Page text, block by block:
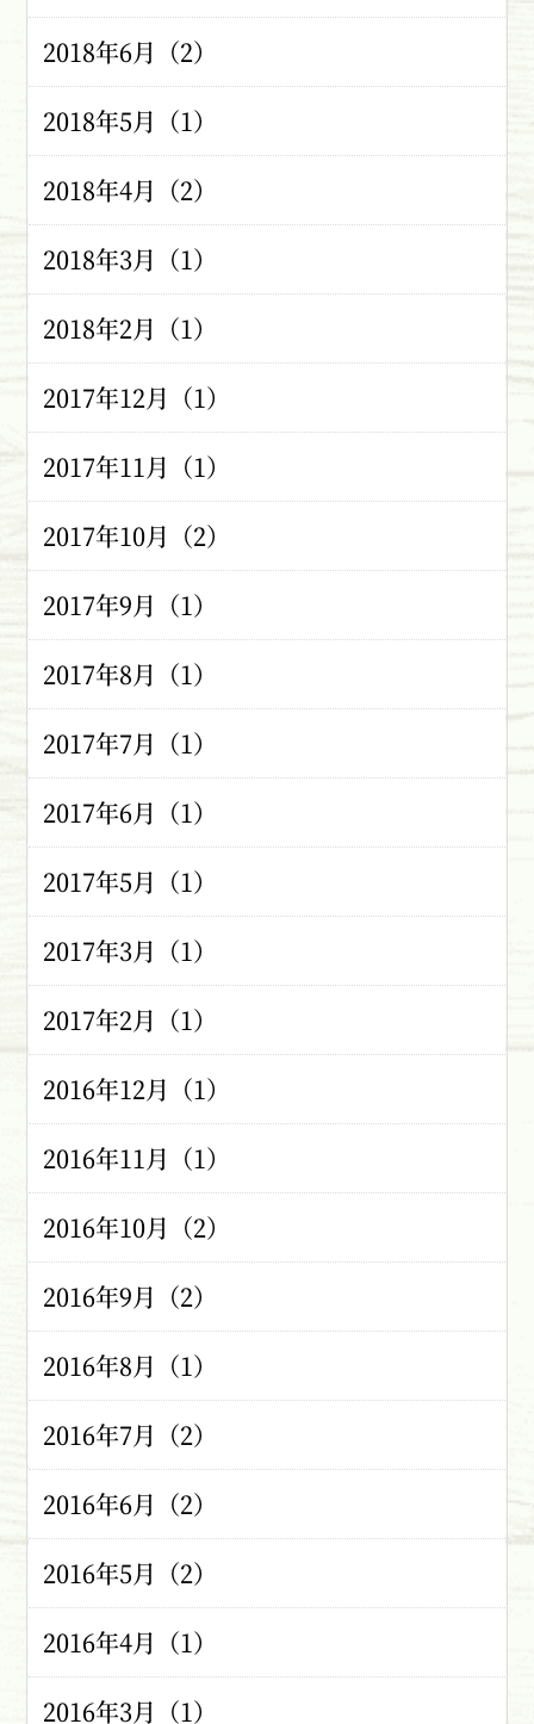
2018年6月（2）
2018年5月（1）
2018年4月（2）
2018年3月（1）
2018年2月（1）
2017年12月（1）
2017年11月（1）
2017年10月（2）
2017年9月（1）
2017年8月（1）
2017年7月（1）
2017年6月（1）
2017年5月（1）
2017年3月（1）
2017年2月（1）
2016年12月（1）
2016年11月（1）
2016年10月（2）
2016年9月（2）
2016年8月（1）
2016年7月（2）
2016年6月（2）
2016年5月（2）
2016年4月（1）
2016年3月（1）